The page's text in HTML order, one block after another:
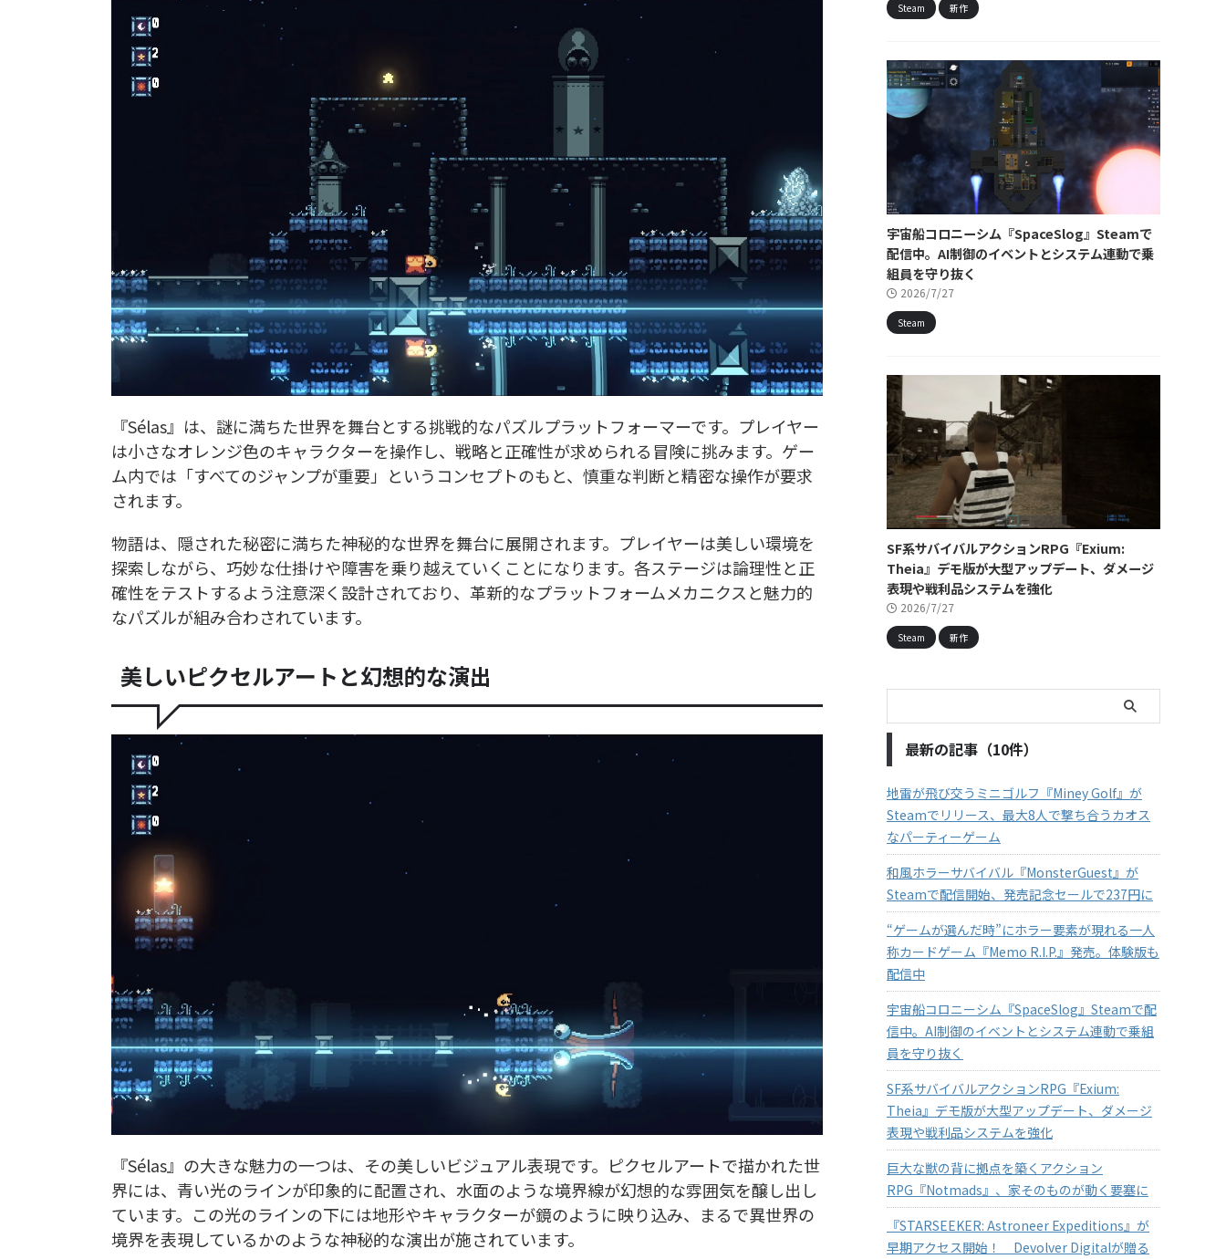
『Sélas』は、謎に満ちた世界を舞台とする挑戦的なパズルプラットフォーマーです。プレイヤー
は小さなオレンジ色のキャラクターを操作し、戦略と正確性が求められる冒険に挑みます。ゲー
ム内では「すべてのジャンプが重要」というコンセプトのもと、慎重な判断と精密な操作が要求
されます。
物語は、隠された秘密に満ちた神秘的な世界を舞台に展開されます。プレイヤーは美しい環境を
探索しながら、巧妙な仕掛けや障害を乗り越えていくことになります。各ステージは論理性と正
確性をテストするよう注意深く設計されており、革新的なプラットフォームメカニクスと魅力的
なパズルが組み合わされています。
美しいピクセルアートと幻想的な演出
『Sélas』の大きな魅力の一つは、その美しいビジュアル表現です。ピクセルアートで描かれた世
界には、青い光のラインが印象的に配置され、水面のような境界線が幻想的な雰囲気を醸し出し
ています。この光のラインの下には地形やキャラクターが鏡のように映り込み、まるで異世界の
境界を表現しているかのような神秘的な演出が施されています。
Steam 新作
宇宙船コロニーシム『SpaceSlog』Steamで
配信中。AI制御のイベントとシステム連動で乗
組員を守り抜く
2026/7/27
Steam
SF系サバイバルアクションRPG『Exium:
Theia』デモ版が大型アップデート、ダメージ
表現や戦利品システムを強化
2026/7/27
Steam 新作
最新の記事（10件）
地雷が飛び交うミニゴルフ『Miney Golf』が
Steamでリリース、最大8人で撃ち合うカオス
なパーティーゲーム
和風ホラーサバイバル『MonsterGuest』が
Steamで配信開始、発売記念セールで237円に
“ゲームが選んだ時”にホラー要素が現れる一人
称カードゲーム『Memo R.I.P.』発売。体験版も
配信中
宇宙船コロニーシム『SpaceSlog』Steamで配
信中。AI制御のイベントとシステム連動で乗組
員を守り抜く
SF系サバイバルアクションRPG『Exium:
Theia』デモ版が大型アップデート、ダメージ
表現や戦利品システムを強化
巨大な獣の背に拠点を築くアクション
RPG『Notmads』、家そのものが動く要塞に
『STARSEEKER: Astroneer Expeditions』が
早期アクセス開始！ Devolver Digitalが贈る